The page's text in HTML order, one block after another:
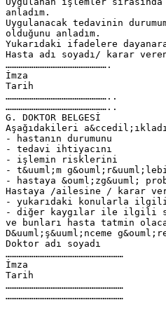
anladım.
Uygulanacak tedavinin
olduğunu anladım.
Yukarıdaki ifadelere dayanarak
Hasta adı soyadı/ karar
……………………………………………….
İmza
Tarih
………………………………………………..
………………………………………………..
G. DOKTOR BELGESİ
Aşağıdakileri
- hastanın durumunu
- tedavi ihtiyacını
- işlemin risklerini
- t&uuml;m
- hastaya &ouml;zg&uuml;
Hastaya /ailesine / karar
- yukarıdaki konularla ilgili
- diğer kaygılar ile ilgili
ve bunları hasta tatmin
D&uuml;ş&uuml;nceme
Doktor adı soyadı
………………………………………………………
İmza
Tarih
………………………………………………………